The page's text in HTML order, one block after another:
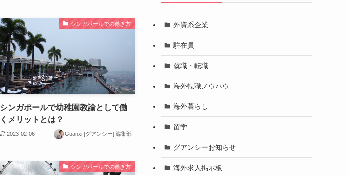
シンガポールでの働き方
シンガポールで幼稚園教諭として働
くメリットとは？
2023-02-06 Guanxi [グアンシー] 編集部
シンガポールでの働き方
外資系企業
駐在員
就職・転職
海外転職ノウハウ
海外暮らし
留学
グアンシーお知らせ
海外求人掲示板